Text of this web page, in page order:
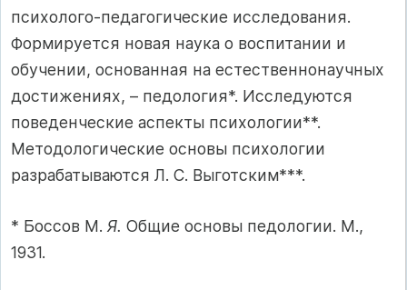
психолого-педагогические исследования.
Формируется новая наука о воспитании и
обучении, основанная на естественнонаучных
достижениях, – педология*. Исследуются
поведенческие аспекты психологии**.
Методологические основы психологии
разрабатываются Л. С. Выготским***.
* Боссов М. Я. Общие основы педологии. М.,
1931.